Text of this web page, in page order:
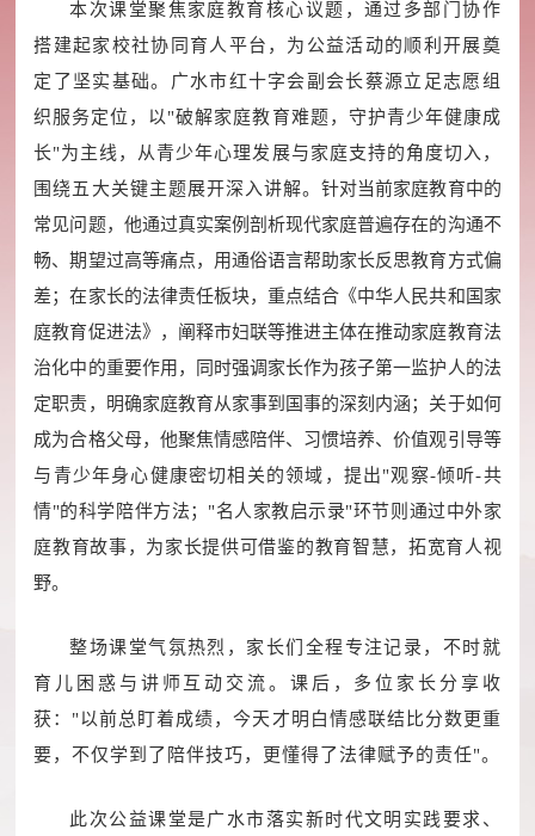
本次课堂聚焦家庭教育核心议题，通过多部门协作
搭建起家校社协同育人平台，为公益活动的顺利开展奠
定了坚实基础。广水市红十字会副会长蔡源立足志愿组
织服务定位，以"破解家庭教育难题，守护青少年健康成
长"为主线，从青少年心理发展与家庭支持的角度切入，
围绕五大关键主题展开深入讲解。针对当前家庭教育中的
常见问题，他通过真实案例剖析现代家庭普遍存在的沟通不
畅、期望过高等痛点，用通俗语言帮助家长反思教育方式偏
差；在家长的法律责任板块，重点结合《中华人民共和国家
庭教育促进法》，阐释市妇联等推进主体在推动家庭教育法
治化中的重要作用，同时强调家长作为孩子第一监护人的法
定职责，明确家庭教育从家事到国事的深刻内涵； 关于如何
成为合格父母，他聚焦情感陪伴、习惯培养、价值观引导等
与青少年身心健康密切相关的领域，提出"观察-倾听-共
情"的科学陪伴方法； "名人家教启示录"环节则通过中外家
庭教育故事，为家长提供可借鉴的教育智慧，拓宽育人视
野。
整场课堂气氛热烈，家长们全程专注记录，不时就
育儿困惑与讲师互动交流。课后，多位家长分享收
获："以前总盯着成绩，今天才明白情感联结比分数更重
要，不仅学到了陪伴技巧，更懂得了法律赋予的责任"。
此次公益课堂是广水市落实新时代文明实践要求、